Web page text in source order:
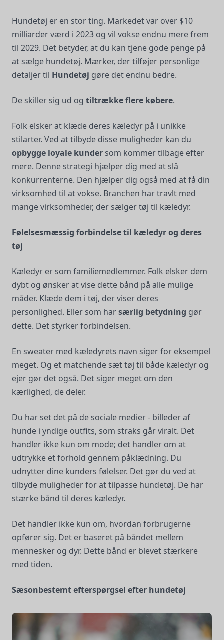
Hundetøj er en stor ting. Markedet var over $10
milliarder værd i 2023 og vil vokse endnu mere frem
til 2029. Det betyder, at du kan tjene gode penge på
at sælge hundetøj. Mærker, der tilføjer personlige
detaljer til Hundetøj gøre det endnu bedre.
De skiller sig ud og tiltrække flere købere.
Folk elsker at klæde deres kæledyr på i unikke
stilarter. Ved at tilbyde disse muligheder kan du
opbygge loyale kunder som kommer tilbage efter
mere. Denne strategi hjælper dig med at slå
konkurrenterne. Den hjælper dig også med at få din
virksomhed til at vokse. Branchen har travlt med
mange virksomheder, der sælger tøj til kæledyr.
Følelsesmæssig forbindelse til kæledyr og deres
tøj
Kæledyr er som familiemedlemmer. Folk elsker dem
dybt og ønsker at vise dette bånd på alle mulige
måder. Klæde dem i tøj, der viser deres
personlighed. Eller som harsærlig betydning gør
dette. Det styrker forbindelsen.
En sweater med kæledyrets navn siger for eksempel
meget. Og et matchende sæt tøj til både kæledyr og
ejer gør det også. Det siger meget om den
kærlighed, de deler.
Du har set det på de sociale medier - billeder af
hunde i yndige outfits, som straks går viralt. Det
handler ikke kun om mode; det handler om at
udtrykke et forhold gennem påklædning. Du
udnytter dine kunders følelser. Det gør du ved at
tilbyde muligheder for at tilpasse hundetøj. De har
stærke bånd til deres kæledyr.
Det handler ikke kun om, hvordan forbrugerne
opfører sig. Det er baseret på båndet mellem
mennesker og dyr. Dette bånd er blevet stærkere
med tiden.
Sæsonbestemt efterspørgsel efter hundetøj